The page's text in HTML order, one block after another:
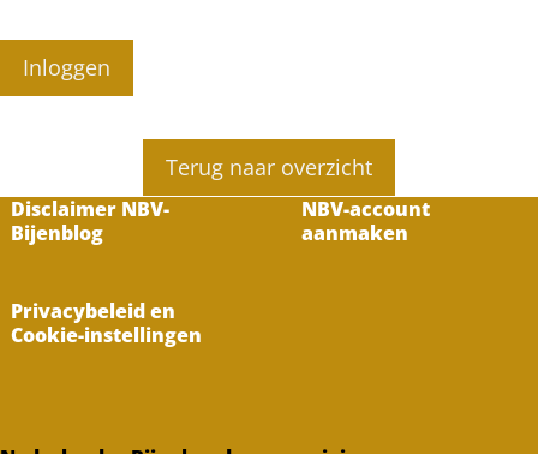
Inloggen
Terug naar overzicht
Disclaimer NBV-
Bijenblog
NBV-account
aanmaken
Privacybeleid en
Cookie-instellingen